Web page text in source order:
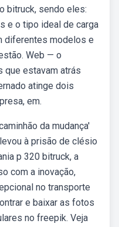
bitruck, sendo eles:
e o tipo ideal de carga
diferentes modelos e
Web — o
que estavam atrás
atinge dois
em.
da mudança'
à prisão de clésio
p 320 bitruck, a
com a inovação,
no transporte
e baixar as fotos
no freepik. Veja